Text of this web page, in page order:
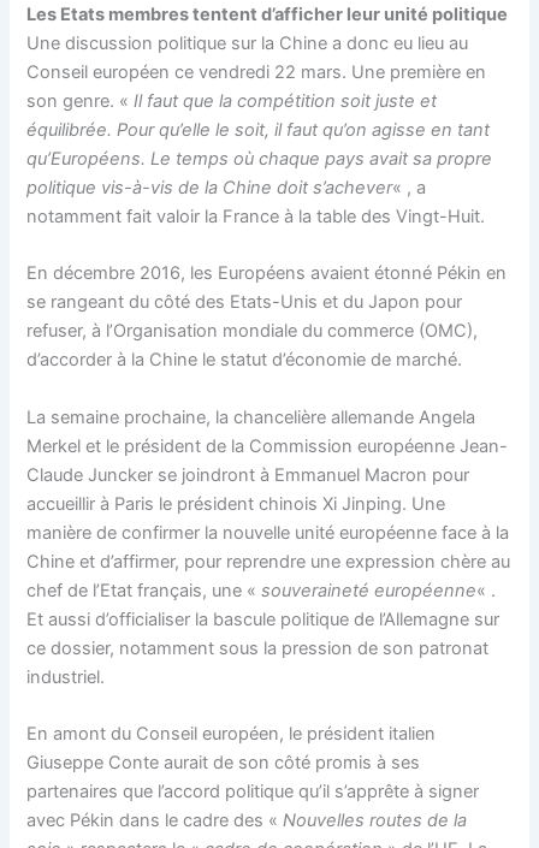
Les Etats membres tentent d’afficher leur unité politique
Une discussion politique sur la Chine a donc eu lieu au
Conseil européen ce vendredi 22 mars. Une première en
son genre. «Il faut que la compétition soit juste et
équilibrée. Pour qu’elle le soit, il faut qu’on agisse en tant
qu’Européens. Le temps où chaque pays avait sa propre
politique vis-à-vis de la Chine doit s’achever« , a
notamment fait valoir la France à la table des Vingt-Huit.
En décembre 2016, les Européens avaient étonné Pékin en
se rangeant du côté des Etats-Unis et du Japon pour
refuser, à l’Organisation mondiale du commerce (OMC),
d’accorder à la Chine le statut d’économie de marché.
La semaine prochaine, la chancelière allemande Angela
Merkel et le président de la Commission européenne Jean-
Claude Juncker se joindront à Emmanuel Macron pour
accueillir à Paris le président chinois Xi Jinping. Une
manière de confirmer la nouvelle unité européenne face à la
Chine et d’affirmer, pour reprendre une expression chère au
chef de l’Etat français, une «souveraineté européenne« .
Et aussi d’officialiser la bascule politique de l’Allemagne sur
ce dossier, notamment sous la pression de son patronat
industriel.
En amont du Conseil européen, le président italien
Giuseppe Conte aurait de son côté promis à ses
partenaires que l’accord politique qu’il s’apprête à signer
avec Pékin dans le cadre des «Nouvelles routes de la